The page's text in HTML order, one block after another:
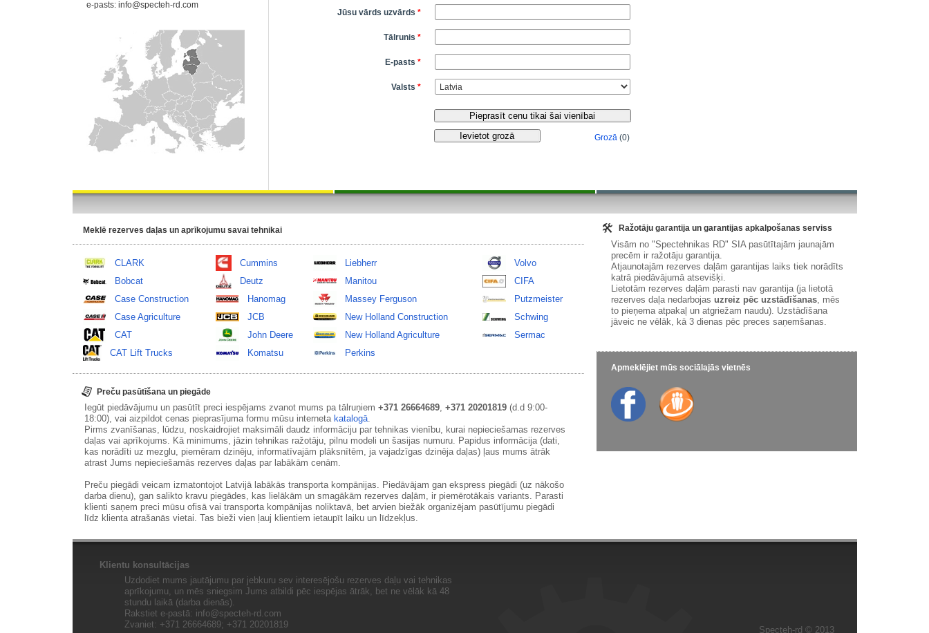
e-pasts: info@specteh-rd.com
Jūsu vārds uzvārds *
Tālrunis *
E-pasts *
Valsts *
Grozā(0)
Meklē rezerves daļas un aprīkojumu savai tehnikai
CLARK
Bobcat
Case Construction
Case Agriculture
CAT
CAT Lift Trucks
Cummins
Deutz
Hanomag
JCB
John Deere
Komatsu
Liebherr
Manitou
Massey Ferguson
New Holland Construction
New Holland Agriculture
Perkins
Volvo
CIFA
Putzmeister
Schwing
Sermac
Preču pasūtīšana un piegāde
Iegūt piedāvājumu un pasūtīt preci iespējams zvanot mums pa tālruņiem +371 26664689, +371 20201819(d.d 9:00-
18:00), vai aizpildot cenas pieprasījuma formu mūsu interneta katalogā.
Pirms zvanīšanas, lūdzu, noskaidrojiet maksimāli daudz informāciju par tehnikas vienību, kurai nepieciešamas rezerves
daļas vai aprīkojums. Kā minimums, jāzin tehnikas ražotāju, pilnu modeli un šasijas numuru. Papidus informācija (dati,
kas norādīti uz mezglu, piemēram dzinēju, informatīvajām plāksnītēm, ja vajadzīgas dzinēja daļas) ļaus mums ātrāk
atrast Jums nepieciešamās rezerves daļas par labākām cenām.
Preču piegādi veicam izmatontojot Latvijā labākās transporta kompānijas. Piedāvājam gan ekspress piegādi (uz nākošo
darba dienu), gan salikto kravu piegādes, kas lielākām un smagākām rezerves daļām, ir piemērotākais variants. Parasti
klienti saņem preci mūsu ofisā vai transporta kompānijas noliktavā, bet arvien biežāk organizējam pasūtījumu piegādi
līdz klienta atrašanās vietai. Tas bieži vien ļauj klientiem ietaupīt laiku un līdzekļus.
Ražotāju garantija un garantijas apkalpošanas serviss
Visām no "Spectehnikas RD" SIA pasūtītajām jaunajām
precēm ir ražotāju garantija.
Atjaunotajām rezerves daļām garantijas laiks tiek norādīts
katrā piedāvājumā atsevišķi.
Lietotām rezerves daļām parasti nav garantija (ja lietotā
rezerves daļa nedarbojas uzreiz pēc uzstādīšanas, mēs
to pieņema atpakaļ un atgriežam naudu). Uzstādīšana
jāveic ne vēlāk, kā 3 dienas pēc preces saņemšanas.
Apmeklējiet mūs sociālajās vietnēs
Klientu konsultācijas
Uzdodiet mums jautājumu par jebkuru sev interesējošu rezerves daļu vai tehnikas
aprīkojumu, un mēs sniegsim Jums atbildi pēc iespējas ātrāk, bet ne vēlāk kā 48
stundu laikā (darba dienās).
Rakstiet e-pastā: info@specteh-rd.com
Zvaniet: +371 26664689; +371 20201819
Specteh-rd © 2013